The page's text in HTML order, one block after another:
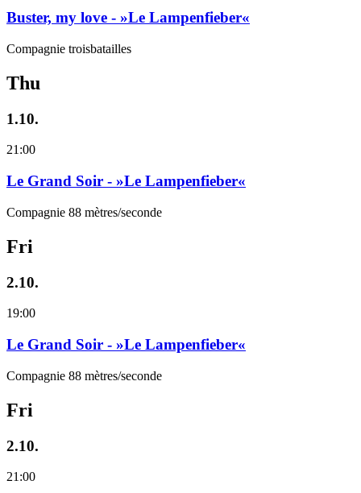
Buster, my love - »Le Lampenfieber«
Compagnie troisbatailles
Thu
1.10.
21:00
Le Grand Soir - »Le Lampenfieber«
Compagnie 88 mètres/seconde
Fri
2.10.
19:00
Le Grand Soir - »Le Lampenfieber«
Compagnie 88 mètres/seconde
Fri
2.10.
21:00